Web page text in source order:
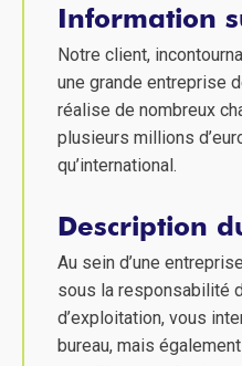
Information
Notre client,
une grande entreprise
réalise de nombreux
plusieurs millions
qu’international.
Description
Au sein d’une
sous la responsabilité
d’exploitation, vous
bureau, mais